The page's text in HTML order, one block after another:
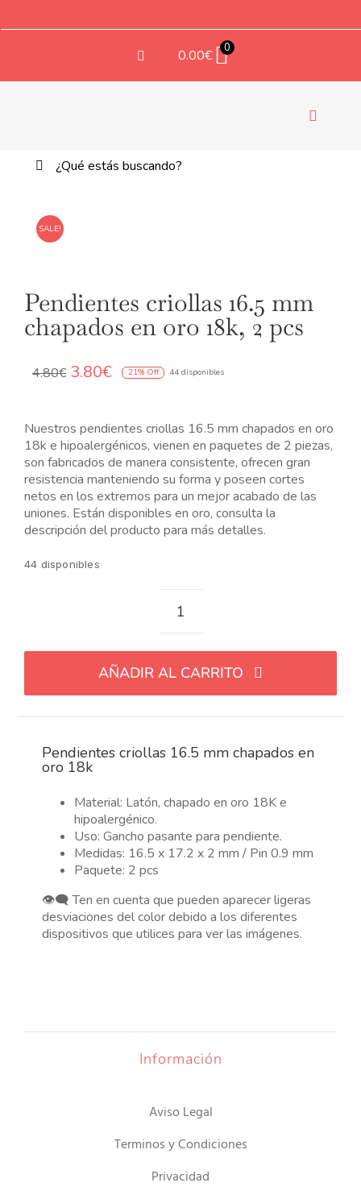
0.00€ 0
Buscar:
SALE!
Pendientes criollas 16.5 mm
chapados en oro 18k, 2 pcs
4.80€ El
era:
4.80€.
3.80€El
es:
3.80€.
21% Off 44 disponibles
Nuestros pendientes criollas 16.5 mm chapados en oro
18k e hipoalergénicos, vienen en paquetes de 2 piezas,
son fabricados de manera consistente, ofrecen gran
resistencia manteniendo su forma y poseen cortes
netos en los extremos para un mejor acabado de las
uniones. Están disponibles en oro, consulta la
descripción del producto para más detalles.
44 disponibles
Pendientes
mm
chapados
en
18k,
pcs
cantidad
AÑADIR AL CARRITO
Pendientes criollas 16.5 mm chapados en
oro 18k
Material: Latón, chapado en oro 18K e
hipoalergénico.
Uso: Gancho pasante para pendiente.
Medidas: 16.5 x 17.2 x 2 mm / Pin 0.9 mm
Paquete: 2 pcs
👁️‍🗨️ Ten en cuenta que pueden aparecer ligeras
desviaciones del color debido a los diferentes
dispositivos que utilices para ver las imágenes.
Información
Aviso Legal
Terminos y Condiciones
Privacidad